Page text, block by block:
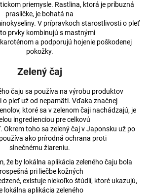
priemysle. Rastlina, ktorá je príbuzná
prasličke, je bohatá na
V prípravkoch starostlivosti o pleť
prvky kombinujú s mastnými
a podporujú hojenie poškodenej
pokožky.
Zelený čaj
čaju sa používa na výrobu produktov
pleť už od nepamäti. Vďaka značnej
ktoré sa v zelenom čaji nachádzajú, je
ingredienciou pre celkovú
toho sa zelený čaj v Japonsku už po
ako prírodná ochrana proti
slnečnému žiareniu.
že by lokálna aplikácia zeleného čaju bola
pri liečbe kožných
existuje niekoľko štúdií, ktoré ukazujú,
lokálna aplikácia zeleného